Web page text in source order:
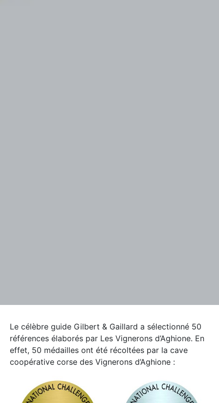
Le célèbre guide Gilbert & Gaillard a sélectionné 50
références élaborés par Les Vignerons d’Aghione. En
effet, 50 médailles ont été récoltées par la cave
coopérative corse des Vignerons d’Aghione :